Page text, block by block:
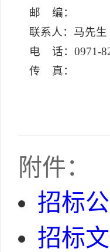
邮 编：
联系人：马先生
电 话：0971-
传 真：
附件：
招标
招标